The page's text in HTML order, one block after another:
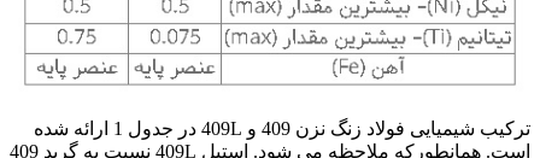
ترکیب شیمیایی فولاد زنگ نزن 409 و 409L در جدول 1 ارائه شده
است. همانطورکه ملاحظه می شود. استیل 409L نسبت به گرید 409